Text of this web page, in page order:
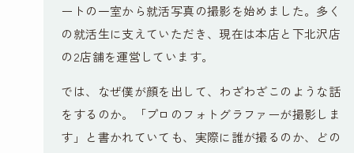
ートの一室から就活写真の撮影を始めました。多く
の就活生に支えていただき、現在は本店と下北沢店
の2店舗を運営しています。
では、なぜ僕が顔を出して、わざわざこのような話
をするのか。「プロのフォトグラファーが撮影しま
す」と書かれていても、実際に誰が撮るのか、どの